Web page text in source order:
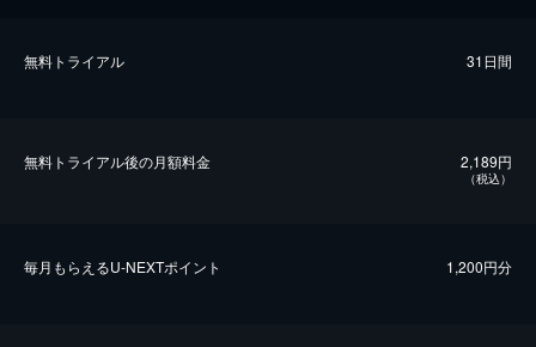
無料トライアル 31日間
無料トライアル後の⽉額料金 2,189円
（税込）
毎⽉もらえるU-NEXTポイント 1,200円分